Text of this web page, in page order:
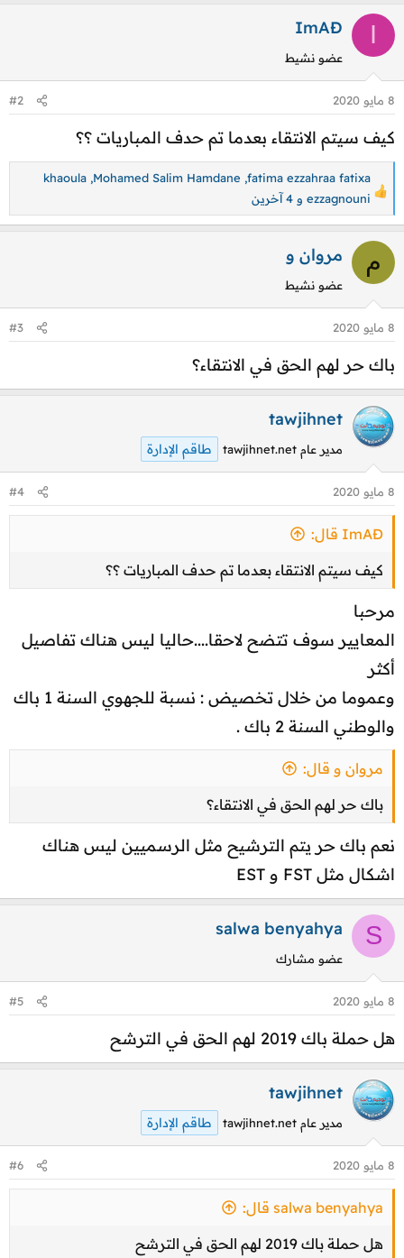
ت
ع
ل
ت
I
ImAĐ
عضو نشيط
8 مايو 2020 #2
كيف سيتم الانتقاء بعدما تم حدف المباريات ؟؟
ا
ل
ا
ا
ت
fatima ezzahraa fatixa
,
Mohamed Salim Hamdane
,
khaoula
ezzagnouni و 4 آخرين
م مروان و
عضو نشيط
8 مايو 2020 #3
باك حر لهم الحق في الانتقاء؟
tawjihnet
مدير عام tawjihnet.net طاقم الإدارة
8 مايو 2020 #4
ImAĐ قال:
كيف سيتم الانتقاء بعدما تم حدف المباريات ؟؟
مرحبا
المعايير سوف تتضح لاحقا....حاليا ليس هناك تفاصيل
أكثر
وعموما من خلال تخصيض : نسبة للجهوي السنة 1 باك
والوطني السنة 2 باك .
مروان و قال:
باك حر لهم الحق في الانتقاء؟
نعم باك حر يتم الترشيح مثل الرسميين ليس هناك
اشكال مثل FST و EST
S
salwa benyahya
عضو مشارك
8 مايو 2020 #5
هل حملة باك 2019 لهم الحق في الترشح
tawjihnet
مدير عام tawjihnet.net طاقم الإدارة
8 مايو 2020 #6
salwa benyahya قال:
هل حملة باك 2019 لهم الحق في الترشح